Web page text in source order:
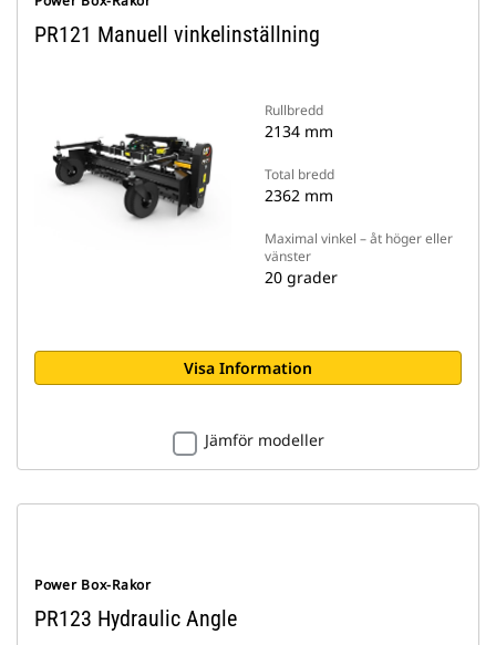
PR121 Manuell vinkelinställning
Rullbredd
2134 mm
Total bredd
2362 mm
Maximal vinkel – åt höger eller
vänster
20 grader
Visa Information
Jämför modeller
Power Box-Rakor
PR123 Hydraulic Angle